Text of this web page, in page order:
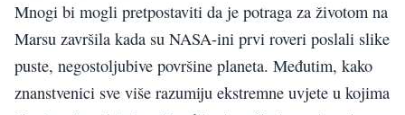
Mnogi bi mogli pretpostaviti da je potraga za životom na
Marsu završila kada su NASA-ini prvi roveri poslali slike
puste, negostoljubive površine planeta. Međutim, kako
znanstvenici sve više razumiju ekstremne uvjete u kojima